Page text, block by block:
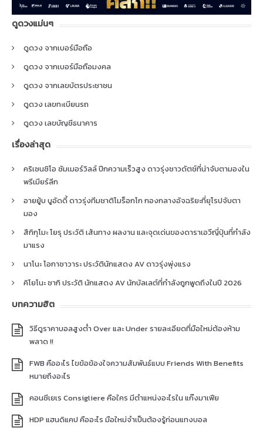
ดูดวงแม่นๆ
ดูดวง จากเบอร์มือถือ
ดูดวง จากเบอร์มือถือมงคล
ดูดวง จากเลขบัตรประชาชน
ดูดวง เลขทะเบียนรถ
ดูดวง เลขบัญชีธนาคาร
เรื่องล่าสุด
คริเซนซิโอ ซัมเมอร์วิลล์ ปีกความเร็วสูง ดาวรุ่งชาวดัตช์ที่น่าจับตามองใน
พรีเมียร์ลีก
อายยู้บ บูอัดดี้ ดาวรุ่งทีมชาติโมร็อกโก กองกลางอัจฉริยะที่ยุโรปจับตา
มอง
สึกิกุโมะ โยรุ ประวัติ เส้นทาง ผลงาน และจุดเด่นของดาราเอวีญี่ปุ่นที่กำลัง
มาแรง
นาโนะ โอกาซาวาระ ประวัตินักแสดง AV ดาวรุ่งพุ่งแรง
คิโยโนะ ซากิ ประวัติ นักแสดง AV นักบัลเลต์ที่กำลังถูกพูดถึงในปี 2026
บทความฮิต
วิธีดูราคาบอลสูงต่ำ Over และ Under รายละเอียดที่มือใหม่ต้องห้าม
พลาด !!
FWB คืออะไร ไขข้อข้องใจความสัมพันธ์แบบ Friends With Benefits
หมายถึงอะไร
คอนซีเยเร Consigliere คือใคร มีตำแหน่งอะไรใน แก๊งมาเฟีย
HDP แฮนดิแคป คืออะไร มือใหม่จำเป็นต้องรู้ก่อนแทงบอล